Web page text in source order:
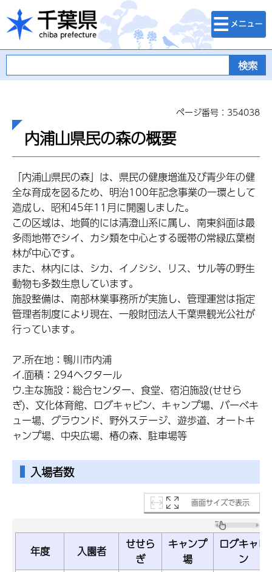
千葉県
検索・メニュ
ー
ページ番号：354038
内浦山県民の森の概要
「内浦山県民の森」は、県民の健康増進及び青少年の健
全な育成を図るため、明治100年記念事業の一環として
造成し、昭和45年11月に開園しました。
この区域は、地質的には清澄山系に属し、南東斜面は最
多雨地帯でシイ、カシ類を中心とする暖帯の常緑広葉樹
林が中心です。
また、林内には、シカ、イノシシ、リス、サル等の野生
動物も多数生息しています。
施設整備は、南部林業事務所が実施し、管理運営は指定
管理者制度により現在、一般財団法人千葉県観光公社が
行っています。
ア.所在地：鴨川市内浦
イ.面積：294ヘクタール
ウ.主な施設：総合センター、食堂、宿泊施設(せせら
ぎ)、文化体育館、ログキャビン、キャンプ場、バーベキ
ュー場、グラウンド、野外ステージ、遊歩道、オートキ
ャンプ場、中央広場、椿の森、駐車場等
入場者数
画面サイズで表示
年度 入園者
せせら
ぎ
キャンプ
場
ログキャビ
ン